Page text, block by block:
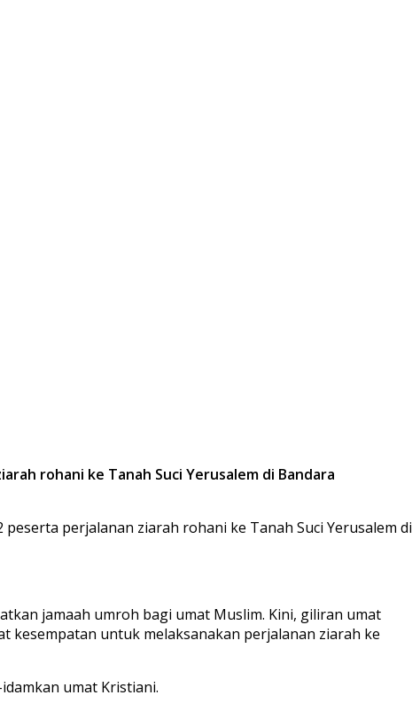
rohani ke Tanah Suci Yerusalem di Bandara
peserta perjalanan ziarah rohani ke Tanah Suci Yerusalem di
jamaah umroh bagi umat Muslim. Kini, giliran umat
kesempatan untuk melaksanakan perjalanan ziarah ke
umat Kristiani.